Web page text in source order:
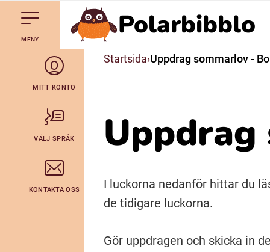
Till navigering av sidans innehåll
Hoppa till sidans huvudinnehåll
Bidumsámegiella (Pitesamiska)
Lovari (Romska)
MENY Gå till startsidanPolarbibblo
MITT KONTO
VÄLJ SPRÅK
KONTAKTA OSS
Startsida Uppdrag sommarlov -
I luckorna nedanför hittar du
de tidigare luckorna.
Gör uppdragen och skicka in